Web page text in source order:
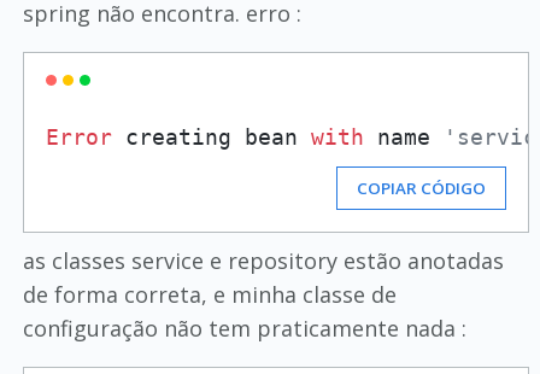
spring não encontra. erro :
Error creating bean with name
COPIAR CÓDIGO
as classes service e repository estão anotadas
de forma correta, e minha classe de
configuração não tem praticamente nada :